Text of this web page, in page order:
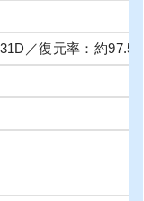
／復元率：約